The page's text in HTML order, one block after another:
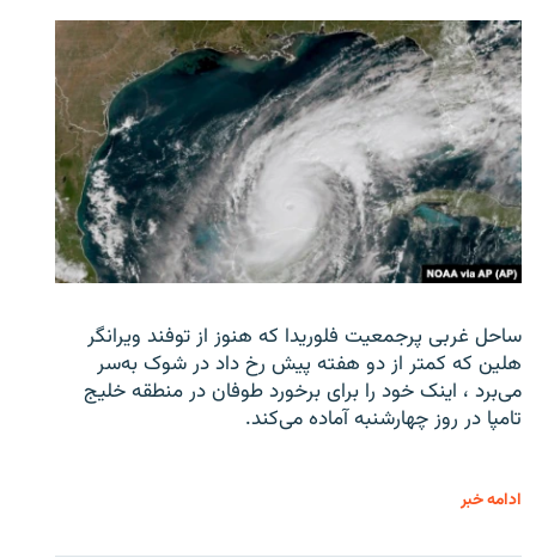
ساحل غربی پرجمعیت فلوریدا که هنوز از توفند ویرانگر
هلین که کمتر از دو هفته پیش رخ داد در شوک به‌سر
می‌برد ، اینک خود را برای برخورد طوفان در منطقه خلیج
تامپا در روز چهارشنبه آماده می‌کند.
ادامه خبر